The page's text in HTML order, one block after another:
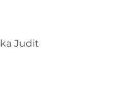
Judit